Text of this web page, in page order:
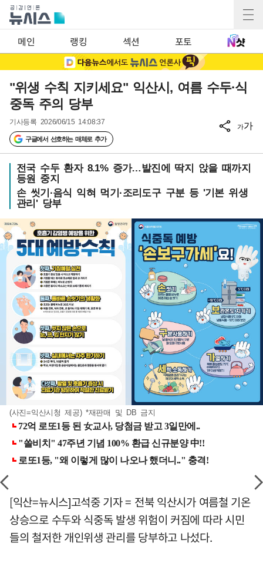
메인 랭킹 섹션 포토
"위생 수칙 지키세요" 익산시, 여름 수두·식
중독 주의 당부
기사등록 2026/06/15 14:08:37
구글에서 선호하는 매체로 추가
가가
전국 수두 환자 8.1% 증가…발진에 딱지 앉을 때까지
등원 중지
손 씻기·음식 익혀 먹기·조리도구 구분 등 '기본 위생
관리' 당부
(사진=익산시청 제공) *재판매 및 DB 금지
[익산=뉴시스]고석중 기자 = 전북 익산시가 여름철 기온
상승으로 수두와 식중독 발생 위험이 커짐에 따라 시민
들의 철저한 개인위생 관리를 당부하고 나섰다.